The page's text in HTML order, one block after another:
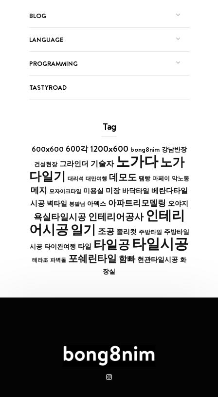
BLOG
LANGUAGE
PROGRAMMING
TASTYROAD
Tag
600x600 600각 1200x600 bong8nim 강남반장
건설현장 그라인더 기술자 노가다노가
다일기 대리석 대만여행 데모도 땜빵 마페이 막노동
메지 모자이크타일 미용실 미장 바닥타일 베란다타일
시공 벽타일 봉팔님 아덱스 아파트리모델링 오야지
욕실타일시공 인테리어공사 인테리
어시공 일기 조공 졸리컷 주방타일 주방타일
시공 타이완여행 타일 타일공타일시공
테라조 파벽돌 포쉐린타일 함빠 현관타일시공 화
장실